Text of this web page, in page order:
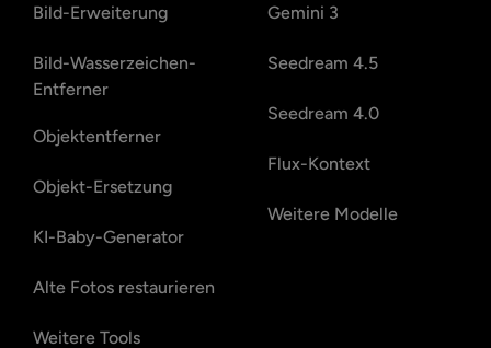
Bild-Erweiterung
Bild-Wasserzeichen-
Entferner
Objektentferner
Objekt-Ersetzung
KI-Baby-Generator
Alte Fotos restaurieren
Weitere Tools
Gemini 3
Seedream 4.5
Seedream 4.0
Flux-Kontext
Weitere Modelle